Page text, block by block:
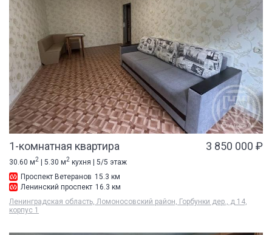
1-комнатная квартира 3 850 000 ₽
30.60 м2 | 5.30 м2 кухня | 5/5 этаж
Проспект Ветеранов 15.3 км
Ленинский проспект 16.3 км
Ленинградская область, Ломоносовский район, Горбунки дер., д 14,
корпус 1